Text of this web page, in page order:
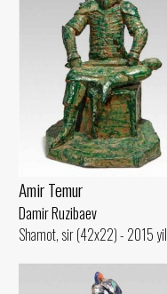
Amir Temur
Damir Ruzibaev
Shamot, sir (42x22) - 2015 yil